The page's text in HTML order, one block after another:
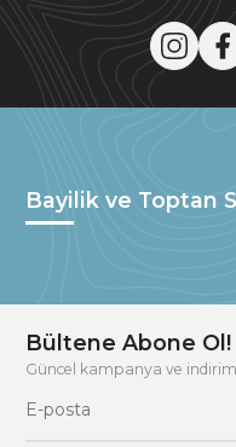
Bayilik ve Toptan
Bültene Abone Ol!
Güncel kampanya ve